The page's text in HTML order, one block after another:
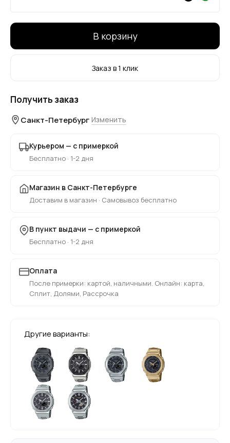
В корзину
Заказ в 1 клик
Получить заказ
Санкт-Петербург Изменить
Курьером — с примеркой
Бесплатно · 1-2 дня
Магазин в Санкт-Петербурге
Доставим в магазин · Самовывоз бесплатно
В пункт выдачи — с примеркой
Бесплатно · 1-2 дня
Оплата
После примерки: картой, наличными. Онлайн: карта,
Сплит, Долями, Рассрочка
Другие варианты: